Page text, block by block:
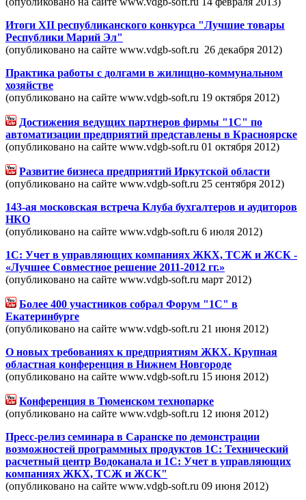
Итоги XII республиканского конкурса "Лучшие товары
Республики Марий Эл"
(опубликовано на сайте www.vdgb-soft.ru 26 декабря 2012)
Практика работы с долгами в жилищно-коммунальном
хозяйстве
(опубликовано на сайте www.vdgb-soft.ru 19 октября 2012)
Достижения ведущих партнеров фирмы "1С" по
автоматизации предприятий представлены в Красноярске
(опубликовано на сайте www.vdgb-soft.ru 01 октября 2012)
Развитие бизнеса предприятий Иркутской области
(опубликовано на сайте www.vdgb-soft.ru 25 сентября 2012)
143-ая московская встреча Клуба бухгалтеров и аудиторов
НКО
(опубликовано на сайте www.vdgb-soft.ru 6 июля 2012)
1С: Учет в управляющих компаниях ЖКХ, ТСЖ и ЖСК -
«Лучшее Совместное решение 2011-2012 гг.»
(опубликовано на сайте www.vdgb-soft.ru март 2012)
Более 400 участников собрал Форум "1С" в
Екатеринбурге
(опубликовано на сайте www.vdgb-soft.ru 21 июня 2012)
О новых требованиях к предприятиям ЖКХ. Крупная
областная конференция в Нижнем Новгороде
(опубликовано на сайте www.vdgb-soft.ru 15 июня 2012)
Конференция в Тюменском технопарке
(опубликовано на сайте www.vdgb-soft.ru 12 июня 2012)
Пресс-релиз семинара в Саранске по демонстрации
возможностей программных продуктов 1С: Технический
расчетный центр Водоканала и 1С: Учет в управляющих
компаниях ЖКХ, ТСЖ и ЖСК"
(опубликовано на сайте www.vdgb-soft.ru 09 июня 2012)